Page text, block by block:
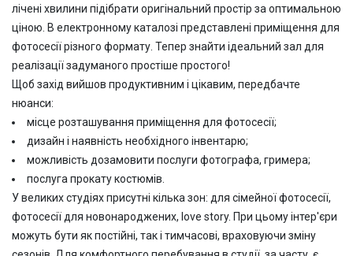
лічені хвилини підібрати оригінальний простір за оптимальною
ціною. В електронному каталозі представлені приміщення для
фотосесії різного формату. Тепер знайти ідеальний зал для
реалізації задуманого простіше простого!
Щоб захід вийшов продуктивним і цікавим, передбачте
нюанси:
місце розташування приміщення для фотосесії;
дизайн і наявність необхідного інвентарю;
можливість дозамовити послуги фотографа, гримера;
послуга прокату костюмів.
У великих студіях присутні кілька зон: для сімейної фотосесії,
фотосесії для новонароджених, love story. При цьому інтер'єри
можуть бути як постійні, так і тимчасові, враховуючи зміну